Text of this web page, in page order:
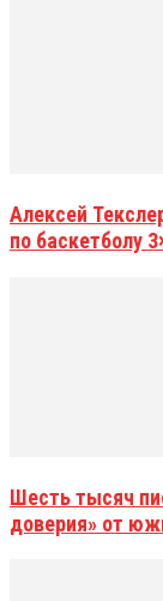
Алексей
по баскетболу
Шесть тысяч
доверия» от